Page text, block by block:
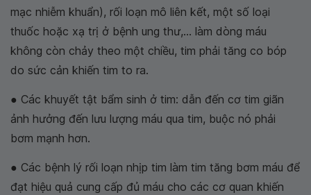
mạc nhiễm khuẩn), rối loạn mô liên kết, một số loại
thuốc hoặc xạ trị ở bệnh ung thư,... làm dòng máu
không còn chảy theo một chiều, tim phải tăng co bóp
do sức cản khiến tim to ra.
● Các khuyết tật bẩm sinh ở tim: dẫn đến cơ tim giãn
ảnh hưởng đến lưu lượng máu qua tim, buộc nó phải
bơm mạnh hơn.
● Các bệnh lý rối loạn nhịp tim làm tim tăng bơm máu để
đạt hiệu quả cung cấp đủ máu cho các cơ quan khiến